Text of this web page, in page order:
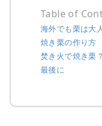
Table of
海外でも栗は大
焼き栗の作り方
焚き火で焼き栗
最後に